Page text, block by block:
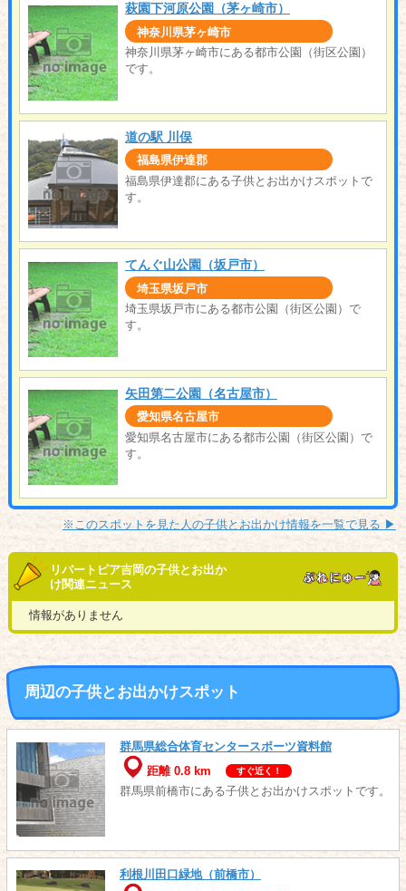
萩園下河原公園（茅ヶ崎市）
神奈川県茅ヶ崎市
神奈川県茅ヶ崎市にある都市公園（街区公園）
です。
道の駅 川俣
福島県伊達郡
福島県伊達郡にある子供とお出かけスポットで
す。
てんぐ山公園（坂戸市）
埼玉県坂戸市
埼玉県坂戸市にある都市公園（街区公園）で
す。
矢田第二公園（名古屋市）
愛知県名古屋市
愛知県名古屋市にある都市公園（街区公園）で
す。
※このスポットを見た人の子供とお出かけ情報を一覧で見る ▶︎
リバートピア吉岡の子供とお出か
け関連ニュース
情報がありません
周辺の子供とお出かけスポット
群馬県総合体育センタースポーツ資料館
距離 0.8 km
すぐ近く！
群馬県前橋市にある子供とお出かけスポットです。
利根川田口緑地（前橋市）